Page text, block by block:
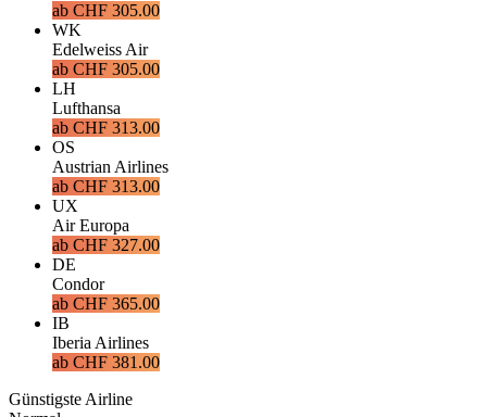
ab CHF 305.00
WK
Edelweiss Air
ab CHF 305.00
LH
Lufthansa
ab CHF 313.00
OS
Austrian Airlines
ab CHF 313.00
UX
Air Europa
ab CHF 327.00
DE
Condor
ab CHF 365.00
IB
Iberia Airlines
ab CHF 381.00
Günstigste Airline